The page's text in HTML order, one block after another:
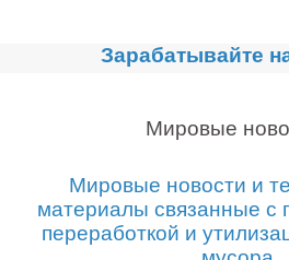
Главная
Сортировочные
Дробильное
Компакторы,
Зарабатывайте
Мировые
Мировые новости и
материалы связанные с
переработкой и